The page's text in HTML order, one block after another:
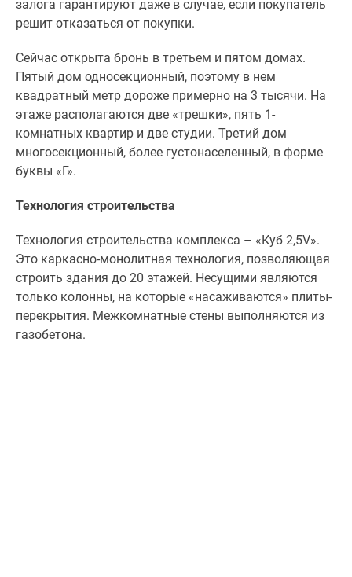
залога гарантируют даже в случае, если покупатель
решит отказаться от покупки.
Сейчас открыта бронь в третьем и пятом домах.
Пятый дом односекционный, поэтому в нем
квадратный метр дороже примерно на 3 тысячи. На
этаже располагаются две «трешки», пять 1-
комнатных квартир и две студии. Третий дом
многосекционный, более густонаселенный, в форме
буквы «Г».
Технология строительства
Технология строительства комплекса – «Куб 2,5V».
Это каркасно-монолитная технология, позволяющая
строить здания до 20 этажей. Несущими являются
только колонны, на которые «насаживаются» плиты-
перекрытия. Межкомнатные стены выполняются из
газобетона.